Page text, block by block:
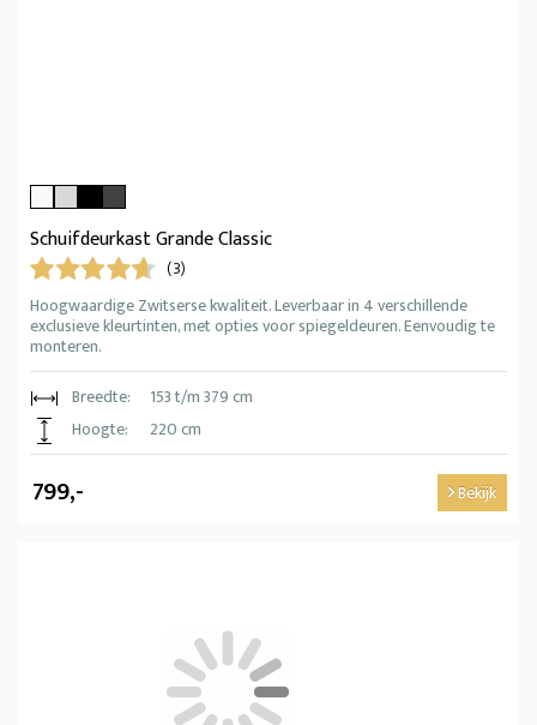
Schuifdeurkast Grande Classic
(3)
Hoogwaardige Zwitserse kwaliteit. Leverbaar in 4 verschillende
exclusieve kleurtinten, met opties voor spiegeldeuren. Eenvoudig te
monteren.
Breedte:
153 t/m 379 cm
Hoogte:
220 cm
799,- Bekijk